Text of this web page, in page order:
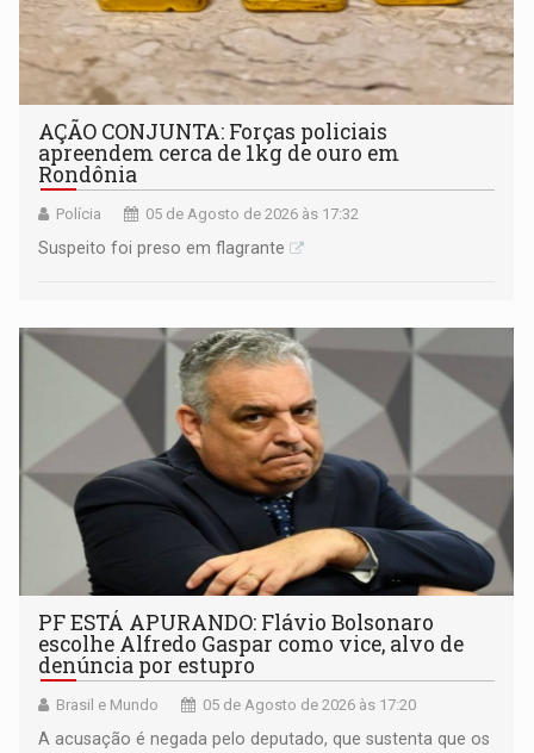
AÇÃO CONJUNTA: Forças policiais
apreendem cerca de 1kg de ouro em
Rondônia
Polícia 05 de Agosto de 2026 às 17:32
Suspeito foi preso em flagrante
PF ESTÁ APURANDO: Flávio Bolsonaro
escolhe Alfredo Gaspar como vice, alvo de
denúncia por estupro
Brasil e Mundo 05 de Agosto de 2026 às 17:20
A acusação é negada pelo deputado, que sustenta que os